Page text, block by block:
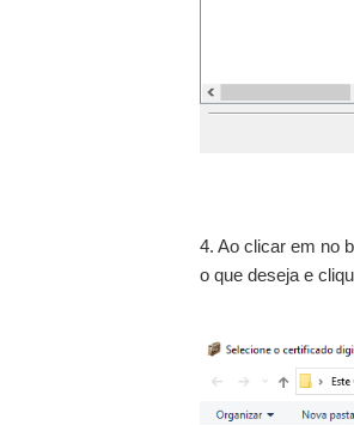
4. Ao clicar em no
o que deseja e